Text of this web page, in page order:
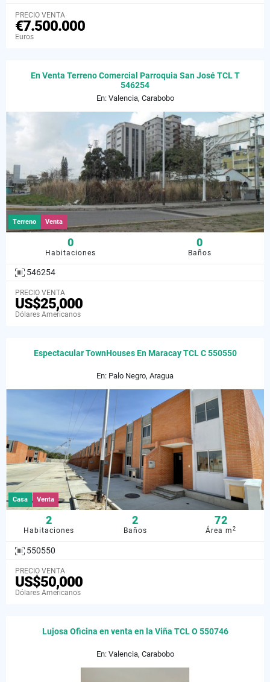
PRECIO VENTA
€7.500.000
Euros
En Venta Terreno Comercial Parroquia San José TCL T
546254
En: Valencia, Carabobo
Terreno Venta
0
Habitaciones
0
Baños
546254
PRECIO VENTA
US$25,000
Dólares Americanos
Espectacular TownHouses En Maracay TCL C 550550
En: Palo Negro, Aragua
Casa Venta
2
Habitaciones
2
Baños
72
Área m2
550550
PRECIO VENTA
US$50,000
Dólares Americanos
Lujosa Oficina en venta en la Viña TCL O 550746
En: Valencia, Carabobo